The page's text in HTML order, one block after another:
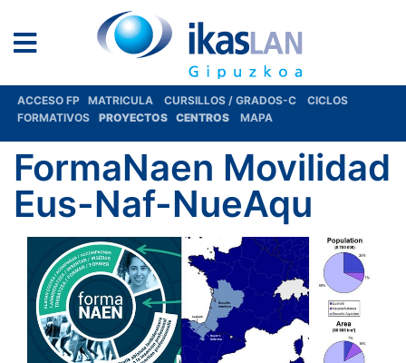
ACCESO FP MATRICULA CURSILLOS / GRADOS-C
CICLOS
FORMATIVOS
PROYECTOS CENTROS MAPA
FormaNaen Movilidad
Eus-Naf-NueAqu